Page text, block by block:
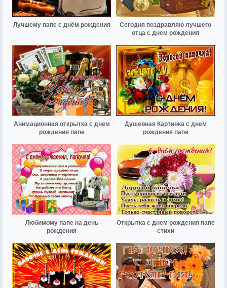
Лучшему папе с днём рождения
Сегодня поздравляю лучшего
отца с днем рождения
Анимационная открытка с днем
рождения папе
Душевная Картинка с днем
рождения папе
Любимому папе на день
рождения
Открытка с днем рождения папе
стихи